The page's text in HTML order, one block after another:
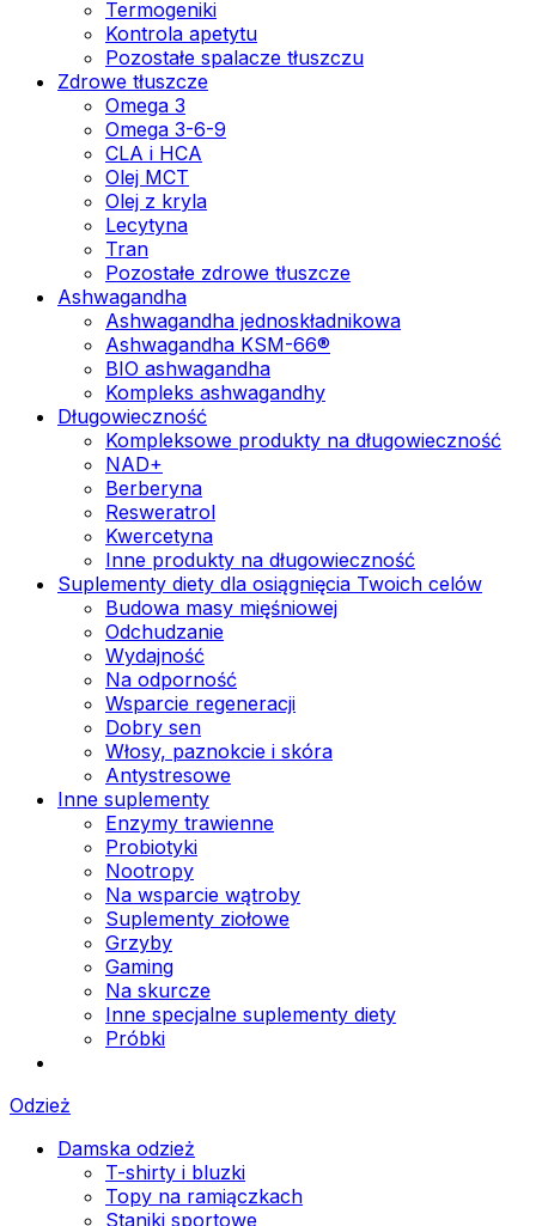
Termogeniki
Kontrola apetytu
Pozostałe spalacze tłuszczu
Zdrowe tłuszcze
Omega 3
Omega 3-6-9
CLA i HCA
Olej MCT
Olej z kryla
Lecytyna
Tran
Pozostałe zdrowe tłuszcze
Ashwagandha
Ashwagandha jednoskładnikowa
Ashwagandha KSM-66®
BIO ashwagandha
Kompleks ashwagandhy
Długowieczność
Kompleksowe produkty na długowieczność
NAD+
Berberyna
Resweratrol
Kwercetyna
Inne produkty na długowieczność
Suplementy diety dla osiągnięcia Twoich celów
Budowa masy mięśniowej
Odchudzanie
Wydajność
Na odporność
Wsparcie regeneracji
Dobry sen
Włosy, paznokcie i skóra
Antystresowe
Inne suplementy
Enzymy trawienne
Probiotyki
Nootropy
Na wsparcie wątroby
Suplementy ziołowe
Grzyby
Gaming
Na skurcze
Inne specjalne suplementy diety
Próbki
Odzież
Damska odzież
T-shirty i bluzki
Topy na ramiączkach
Staniki sportowe